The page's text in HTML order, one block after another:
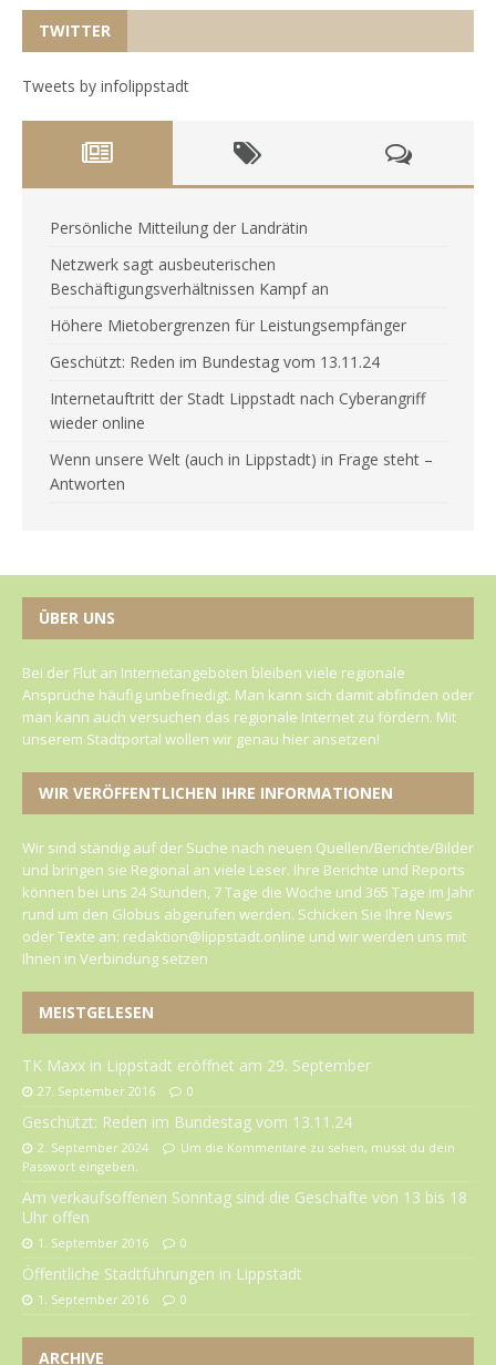
TWITTER
Tweets by infolippstadt
Persönliche Mitteilung der Landrätin
Netzwerk sagt ausbeuterischen
Beschäftigungsverhältnissen Kampf an
Höhere Mietobergrenzen für Leistungsempfänger
Geschützt: Reden im Bundestag vom 13.11.24
Internetauftritt der Stadt Lippstadt nach Cyberangriff
wieder online
Wenn unsere Welt (auch in Lippstadt) in Frage steht –
Antworten
ÜBER UNS
Bei der Flut an Internetangeboten bleiben viele regionale
Ansprüche häufig unbefriedigt. Man kann sich damit abfinden oder
man kann auch versuchen das regionale Internet zu fördern. Mit
unserem Stadtportal wollen wir genau hier ansetzen!
WIR VERÖFFENTLICHEN IHRE INFORMATIONEN
Wir sind ständig auf der Suche nach neuen Quellen/Berichte/Bilder
und bringen sie Regional an viele Leser. Ihre Berichte und Reports
können bei uns 24 Stunden, 7 Tage die Woche und 365 Tage im Jahr
rund um den Globus abgerufen werden. Schicken Sie Ihre News
oder Texte an: redaktion@lippstadt.online und wir werden uns mit
Ihnen in Verbindung setzen
MEISTGELESEN
TK Maxx in Lippstadt eröffnet am 29. September
27. September 2016 0
Geschützt: Reden im Bundestag vom 13.11.24
2. September 2024
Um die Kommentare zu sehen, musst du dein
Passwort eingeben.
Am verkaufsoffenen Sonntag sind die Geschäfte von 13 bis 18
Uhr offen
1. September 2016 0
Öffentliche Stadtführungen in Lippstadt
1. September 2016 0
ARCHIVE